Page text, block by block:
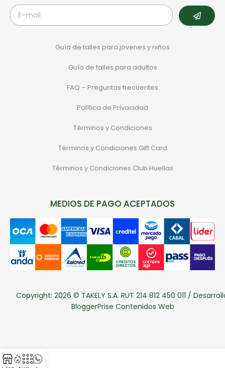
Guía de talles para jóvenes y niños
Guía de talles para adultos
FAQ – Preguntas frecuentes
Política de Privacidad
Términos y Condiciones
Términos y Condiciones Gift Card
Términos y Condiciones Club Huellas
MEDIOS DE PAGO ACEPTADOS
Copyright: 2026 © TAKELY S.A. RUT 214 812 450 011 /
BloggerPrise Contenidos Web